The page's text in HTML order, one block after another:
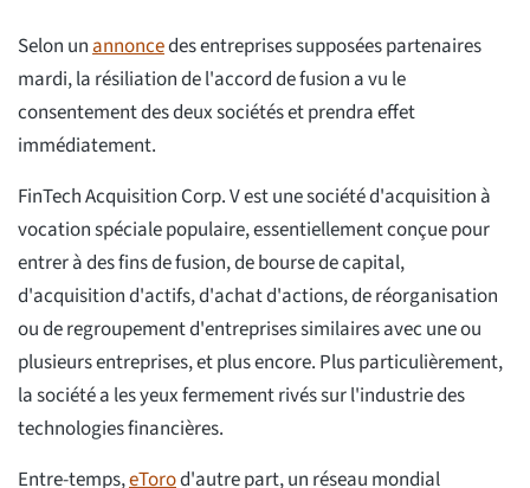
Selon unannoncedes entreprises supposées partenaires
mardi, la résiliation de l'accord de fusion a vu le
consentement des deux sociétés et prendra effet
immédiatement.
FinTech Acquisition Corp. V est une société d'acquisition à
vocation spéciale populaire, essentiellement conçue pour
entrer à des fins de fusion, de bourse de capital,
d'acquisition d'actifs, d'achat d'actions, de réorganisation
ou de regroupement d'entreprises similaires avec une ou
plusieurs entreprises, et plus encore. Plus particulièrement,
la société a les yeux fermement rivés sur l'industrie des
technologies financières.
Entre-temps,eTorod'autre part, un réseau mondial